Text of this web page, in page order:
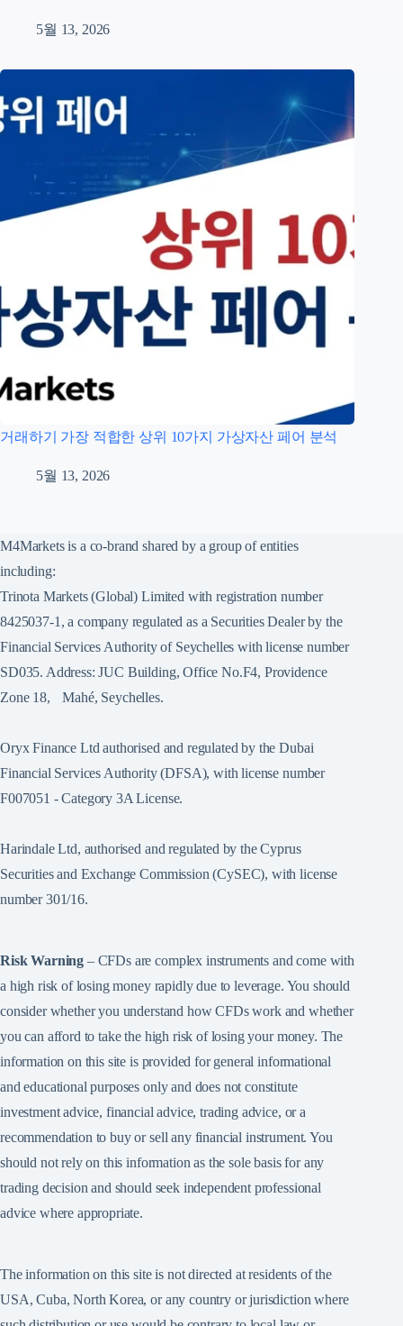
5월 13, 2026
거래하기 가장 적합한 상위 10가지 가상자산 페어 분석
5월 13, 2026
M4Markets is a co-brand shared by a group of entities
including:
Trinota Markets (Global) Limited with registration number
8425037-1, a company regulated as a Securities Dealer by the
Financial Services Authority of Seychelles with license number
SD035. Address: JUC Building, Office No.F4, Providence
Zone 18, Mahé, Seychelles.
Oryx Finance Ltd authorised and regulated by the Dubai
Financial Services Authority (DFSA), with license number
F007051 - Category 3A License.
Harindale Ltd, authorised and regulated by the Cyprus
Securities and Exchange Commission (CySEC), with license
number 301/16.
Risk Warning – CFDs are complex instruments and come with
a high risk of losing money rapidly due to leverage. You should
consider whether you understand how CFDs work and whether
you can afford to take the high risk of losing your money. The
information on this site is provided for general informational
and educational purposes only and does not constitute
investment advice, financial advice, trading advice, or a
recommendation to buy or sell any financial instrument. You
should not rely on this information as the sole basis for any
trading decision and should seek independent professional
advice where appropriate.
The information on this site is not directed at residents of the
USA, Cuba, North Korea, or any country or jurisdiction where